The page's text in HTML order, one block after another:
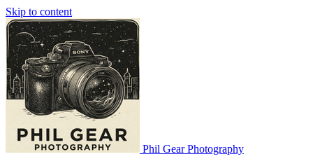
Skip to content
Phil Gear Photography